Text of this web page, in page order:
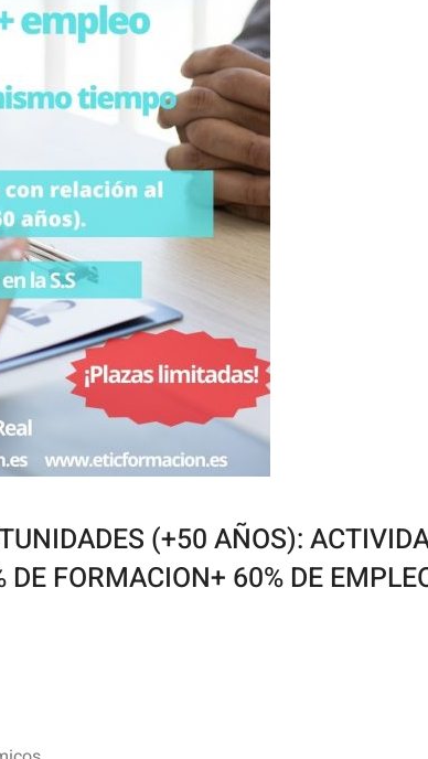
(+50 AÑOS):
FORMACION+ 60% DE